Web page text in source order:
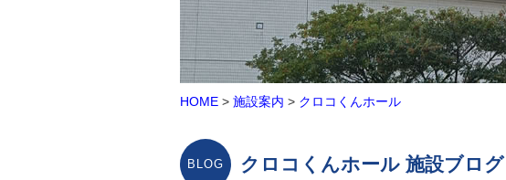
HOME > 施設案内 > クロコくんホール
クロコくんホール 施設ブログ